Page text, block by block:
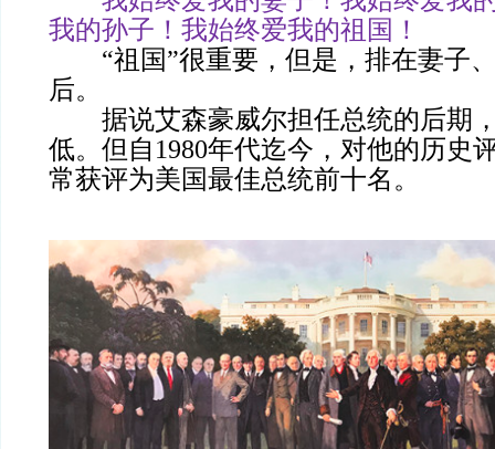
我的孙子！我始终爱我的祖国！
“祖国”很重要，但是，排在妻子
后。
据说艾森豪威尔担任总统的后期
低。但自1980年代迄今，对他的历史
常获评为美国最佳总统前十名。